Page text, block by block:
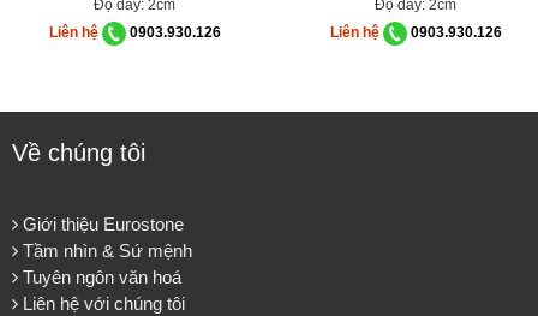
Độ dày: 2cm
Liên hệ
0903.930.126
Độ dày: 2cm
Liên hệ
0903.930.126
Về chúng tôi
Giới thiệu Eurostone
Tầm nhìn & Sứ mệnh
Tuyên ngôn văn hoá
Liên hệ với chúng tôi